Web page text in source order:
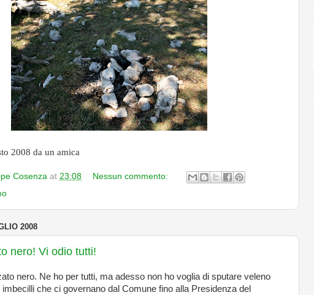
2008 da un amica
Cosenza at 23:08
Nessun commento:
2008
nero! Vi odio tutti!
nero. Ne ho per tutti, ma adesso non ho voglia di sputare veleno
che ci governano dal Comune fino alla Presidenza del